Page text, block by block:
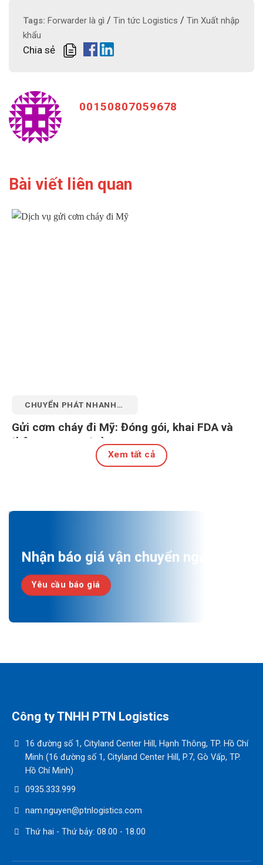
Tags: Forwarder là gì / Tin tức Logistics / Tin Xuất nhập
khẩu
Chia sẻ
00150807059678
Bài viết liên quan
CHUYỂN PHÁT NHANH
Gửi cơm cháy đi Mỹ: Đóng gói, khai FDA và
thông quan an toàn
Xem tất cả
Nhận báo giá vận chuyển ngay!
Yêu cầu báo giá
Công ty TNHH PTN Logistics
16 đường số 1, Cityland Center Hill, Hạnh Thông, TP. Hồ Chí
Minh (16 đường số 1, Cityland Center Hill, P.7, Gò Vấp, TP.
Hồ Chí Minh)
0935.333.999
nam.nguyen@ptnlogistics.com
Thứ hai - Thứ bảy: 08.00 - 18.00